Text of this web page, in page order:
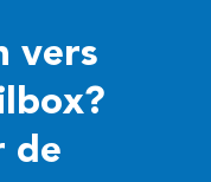
vers
de